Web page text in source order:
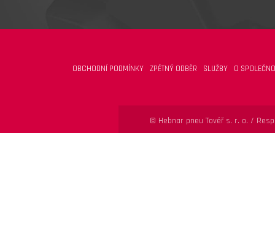
OBCHODNÍ PODMÍNKY ZPĚTNÝ ODBĚR SLUŽBY O
© Hebnar pneu Tovéř s. r. o. /